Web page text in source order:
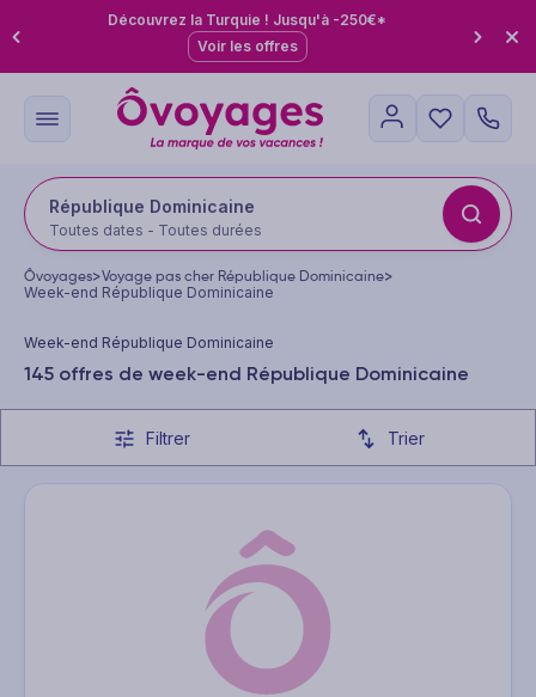
Découvrez la Turquie ! Jusqu'à -250€*
Voir les offres
République Dominicaine
Toutes dates - Toutes durées
Ôvoyages>Voyage pas cher République Dominicaine>
Week-end République Dominicaine
Week-end République Dominicaine
145 offres de week-end République Dominicaine
Filtrer Trier